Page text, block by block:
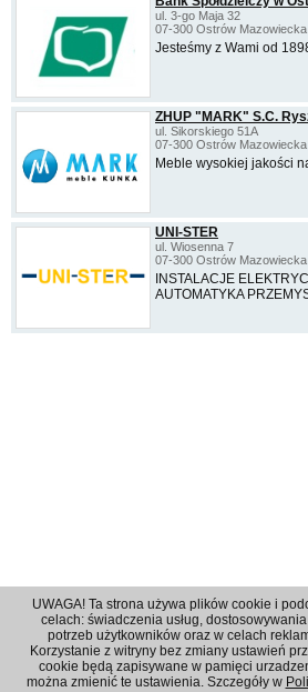
ul. 3-go Maja 32
07-300 Ostrów Mazowiecka
Jesteśmy z Wami od
ZHUP "MARK" S.C.
ul. Sikorskiego 51A
07-300 Ostrów Mazowiecka
Meble wysokiej jakości
UNI-STER
ul. Wiosenna 7
07-300 Ostrów Mazowiecka
INSTALACJE
AUTOMATYKA
Regulamin|Polityka prywatności|
© 2001 - 2026 OPI Ostrowski Portal Internetowy
UWAGA! Ta strona używa plików cookie i
celach: świadczenia usług,
potrzeb użytkowników oraz w celach
Korzystanie z witryny bez zmiany ustawień
cookie będą zapisywane w pamięci
można zmienić te ustawienia. Szczegóły w